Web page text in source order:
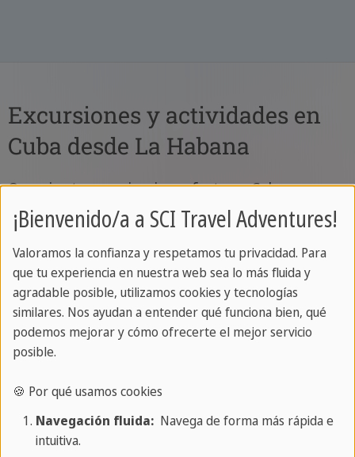
Excursiones y actividades en
Cuba desde La Habana
Organiza tu experiencia perfecta en Cuba
eligiendo entre una amplia gama de excursiones y
actividades. Indícanos tu selección y cualquier
servicio adicional que desees, comovuelos, alquiler
de cochesuhoteles, en una consulta sin
compromiso. Estaremos encantados de
proporcionarte una oferta personalizada con
precios.
Encuentra aquí todas nuestras excursiones y
actividades:
¡Bienvenido/a a SCI Travel Adventures!
Valoramos la confianza y respetamos tu privacidad. Para
que tu experiencia en nuestra web sea lo más fluida y
agradable posible, utilizamos cookies y tecnologías
similares. Nos ayudan a entender qué funciona bien, qué
podemos mejorar y cómo ofrecerte el mejor servicio
posible.
🍪 Por qué usamos cookies
Navegación fluida:Navega de forma más rápida e
intuitiva.